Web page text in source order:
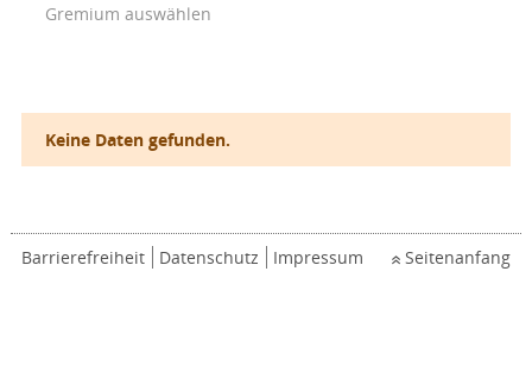
Gremium auswählen
Keine Daten gefunden.
Barrierefreiheit Datenschutz Impressum Seitenanfang